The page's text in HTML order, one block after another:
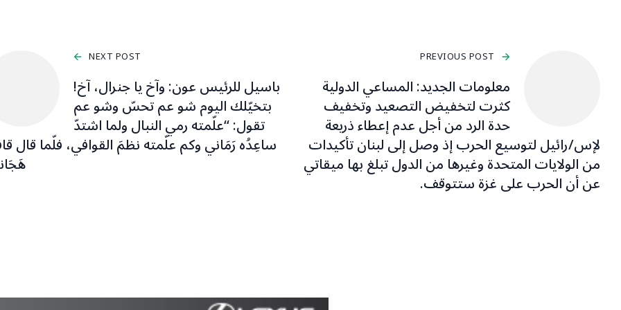
PREVIOUS POST
معلومات الجديد: المساعي الدولية
كثرت لتخفيض التصعيد وتخفيف
حدة الرد من أجل عدم إعطاء ذريعة
لإس/رائيل لتوسيع الحرب إذ وصل إلى لبنان تأكيدات
من الولايات المتحدة وغيرها من الدول تبلغ بها ميقاتي
عن أن الحرب على غزة ستتوقف.
NEXT POST
باسيل للرئيس عون: وآخ يا جنرال، آخ!
بتخيّلك اليوم شو عم تحسّ وشو عم
تقول: “علّمته رمي النبال ولما اشتدّ
ساعِدُه رَمَاني وكم علّمته نظمَ القوافي، فلّما قال